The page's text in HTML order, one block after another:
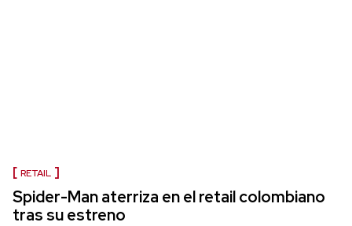
RETAIL
Spider-Man aterriza en el retail colombiano
tras su estreno